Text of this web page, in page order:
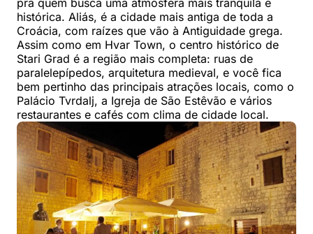
pra quem busca uma atmosfera mais tranquila e
histórica. Aliás, é a cidade mais antiga de toda a
Croácia, com raízes que vão à Antiguidade grega.
Assim como em Hvar Town, o centro histórico de
Stari Grad é a região mais completa: ruas de
paralelepípedos, arquitetura medieval, e você fica
bem pertinho das principais atrações locais, como o
Palácio Tvrdalj, a Igreja de São Estêvão e vários
restaurantes e cafés com clima de cidade local.